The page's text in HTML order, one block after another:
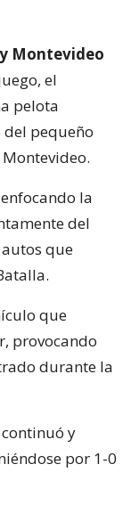
Montevideo
el
pelota
pequeño
la
del
que
que
provocando
durante la
y
por 1-0